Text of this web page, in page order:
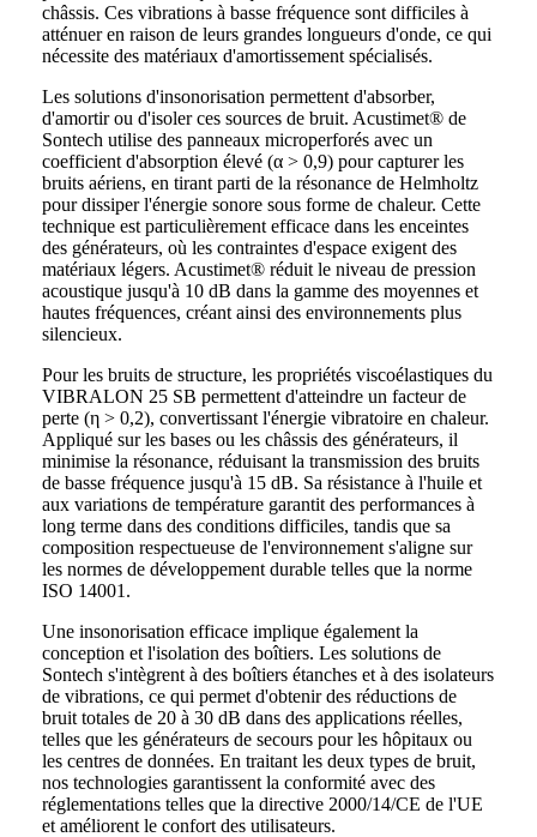
châssis. Ces vibrations à basse fréquence sont difficiles à
atténuer en raison de leurs grandes longueurs d'onde, ce qui
nécessite des matériaux d'amortissement spécialisés.
Les solutions d'insonorisation permettent d'absorber,
d'amortir ou d'isoler ces sources de bruit. Acustimet® de
Sontech utilise des panneaux microperforés avec un
coefficient d'absorption élevé (α > 0,9) pour capturer les
bruits aériens, en tirant parti de la résonance de Helmholtz
pour dissiper l'énergie sonore sous forme de chaleur. Cette
technique est particulièrement efficace dans les enceintes
des générateurs, où les contraintes d'espace exigent des
matériaux légers. Acustimet® réduit le niveau de pression
acoustique jusqu'à 10 dB dans la gamme des moyennes et
hautes fréquences, créant ainsi des environnements plus
silencieux.
Pour les bruits de structure, les propriétés viscoélastiques du
VIBRALON 25 SB permettent d'atteindre un facteur de
perte (η > 0,2), convertissant l'énergie vibratoire en chaleur.
Appliqué sur les bases ou les châssis des générateurs, il
minimise la résonance, réduisant la transmission des bruits
de basse fréquence jusqu'à 15 dB. Sa résistance à l'huile et
aux variations de température garantit des performances à
long terme dans des conditions difficiles, tandis que sa
composition respectueuse de l'environnement s'aligne sur
les normes de développement durable telles que la norme
ISO 14001.
Une insonorisation efficace implique également la
conception et l'isolation des boîtiers. Les solutions de
Sontech s'intègrent à des boîtiers étanches et à des isolateurs
de vibrations, ce qui permet d'obtenir des réductions de
bruit totales de 20 à 30 dB dans des applications réelles,
telles que les générateurs de secours pour les hôpitaux ou
les centres de données. En traitant les deux types de bruit,
nos technologies garantissent la conformité avec des
réglementations telles que la directive 2000/14/CE de l'UE
et améliorent le confort des utilisateurs.